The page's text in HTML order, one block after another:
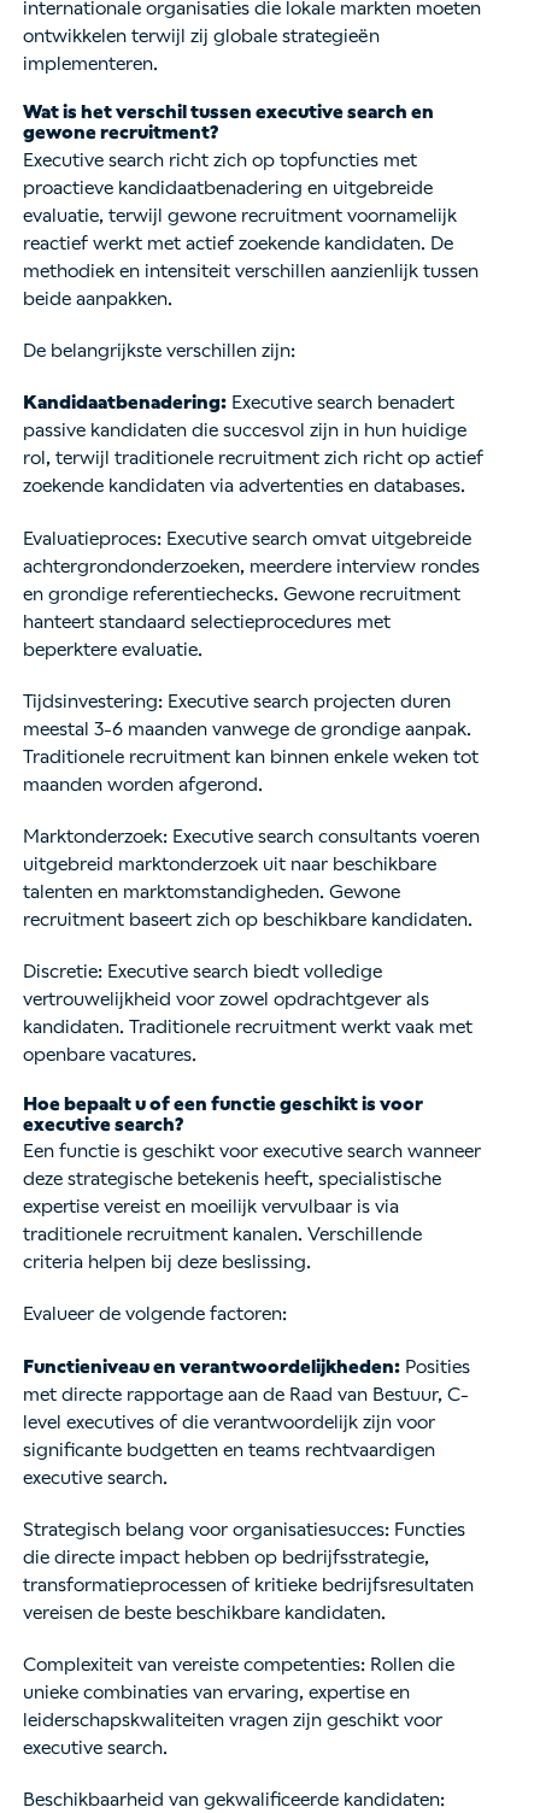
internationale organisaties die lokale markten moeten
ontwikkelen terwijl zij globale strategieën
implementeren.
Wat is het verschil tussen executive search en
gewone recruitment?
Executive search richt zich op topfuncties met
proactieve kandidaatbenadering en uitgebreide
evaluatie, terwijl gewone recruitment voornamelijk
reactief werkt met actief zoekende kandidaten. De
methodiek en intensiteit verschillen aanzienlijk tussen
beide aanpakken.
De belangrijkste verschillen zijn:
Kandidaatbenadering: Executive search benadert
passive kandidaten die succesvol zijn in hun huidige
rol, terwijl traditionele recruitment zich richt op actief
zoekende kandidaten via advertenties en databases.
Evaluatieproces: Executive search omvat uitgebreide
achtergrondonderzoeken, meerdere interview rondes
en grondige referentiechecks. Gewone recruitment
hanteert standaard selectieprocedures met
beperktere evaluatie.
Tijdsinvestering: Executive search projecten duren
meestal 3-6 maanden vanwege de grondige aanpak.
Traditionele recruitment kan binnen enkele weken tot
maanden worden afgerond.
Marktonderzoek: Executive search consultants voeren
uitgebreid marktonderzoek uit naar beschikbare
talenten en marktomstandigheden. Gewone
recruitment baseert zich op beschikbare kandidaten.
Discretie: Executive search biedt volledige
vertrouwelijkheid voor zowel opdrachtgever als
kandidaten. Traditionele recruitment werkt vaak met
openbare vacatures.
Hoe bepaalt u of een functie geschikt is voor
executive search?
Een functie is geschikt voor executive search wanneer
deze strategische betekenis heeft, specialistische
expertise vereist en moeilijk vervulbaar is via
traditionele recruitment kanalen. Verschillende
criteria helpen bij deze beslissing.
Evalueer de volgende factoren:
Functieniveau en verantwoordelijkheden: Posities
met directe rapportage aan de Raad van Bestuur, C-
level executives of die verantwoordelijk zijn voor
significante budgetten en teams rechtvaardigen
executive search.
Strategisch belang voor organisatiesucces: Functies
die directe impact hebben op bedrijfsstrategie,
transformatieprocessen of kritieke bedrijfsresultaten
vereisen de beste beschikbare kandidaten.
Complexiteit van vereiste competenties: Rollen die
unieke combinaties van ervaring, expertise en
leiderschapskwaliteiten vragen zijn geschikt voor
executive search.
Beschikbaarheid van gekwalificeerde kandidaten: